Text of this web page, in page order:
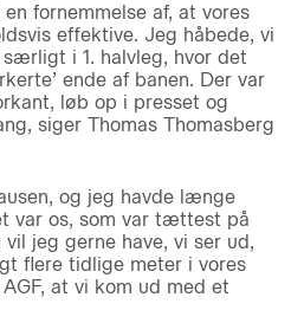
fornemmelse af, at vores
effektive. Jeg håbede, vi
i 1. halvleg, hvor det
ende af banen. Der var
løb op i presset og
siger Thomas Thomasberg
og jeg havde længe
var os, som var tættest på
jeg gerne have, vi ser ud,
flere tidlige meter i vores
at vi kom ud med et